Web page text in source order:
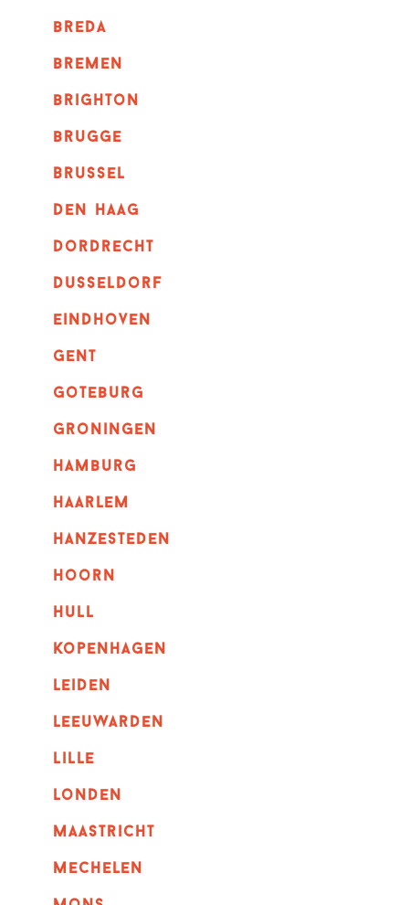
breda
bremen
brighton
brugge
Brussel
Den haag
dordrecht
dusseldorf
eindhoven
GENT
goteburg
groningen
hamburg
haarlem
hanzesteden
hoorn
hull
kopenhagen
leiden
leeuwarden
lille
londen
maastricht
mechelen